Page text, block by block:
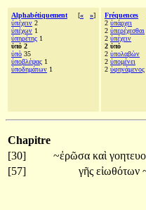
Alphabétiquement [« »]
ὑπέχειν 2
ὑπέχων 1
ὑπηρέτης 1
ὑπό 2
ὑπὸ 35
ὑποβλέψας 1
ὑποδημάτων 1
Fréquences
2 ὑπάρχει
2 ὑπερέχεσθαι
2 ὑπέχειν
2 ὑπό
2 ὑπολαβὼν
2 ὑπομένει
2 ὑφηνάμενος
Chapitre
[30]
~ἐρῶσα καὶ
[57]
γῆς εἰωθότων